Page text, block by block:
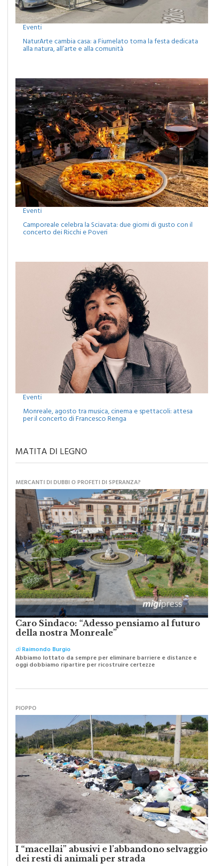
Eventi
NaturArte cambia casa: a Fiumelato torna la festa dedicata
alla natura, all’arte e alla comunità
Eventi
Camporeale celebra la Sciavata: due giorni di gusto con il
concerto dei Ricchi e Poveri
Eventi
Monreale, agosto tra musica, cinema e spettacoli: attesa
per il concerto di Francesco Renga
MATITA DI LEGNO
MERCANTI DI DUBBI O PROFETI DI SPERANZA?
Caro Sindaco: “Adesso pensiamo al futuro
della nostra Monreale”
diRaimondo Burgio
Abbiamo lottato da sempre per eliminare barriere e distanze e
oggi dobbiamo ripartire per ricostruire certezze
PIOPPO
I “macellai” abusivi e l’abbandono selvaggio
dei resti di animali per strada